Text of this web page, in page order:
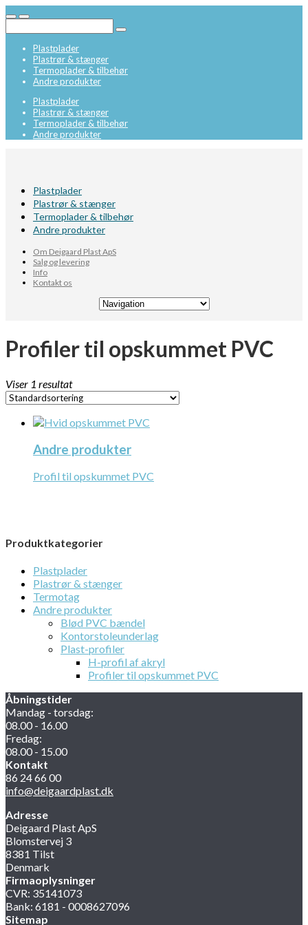
Plastplader
Plastrør & stænger
Termoplader & tilbehør
Andre produkter
Plastplader
Plastrør & stænger
Termoplader & tilbehør
Andre produkter
Plastplader
Plastrør & stænger
Termoplader & tilbehør
Andre produkter
Om Deigaard Plast ApS
Salg og levering
Info
Kontakt os
Profiler til opskummet PVC
Viser 1 resultat
Andre produkter
Profil til opskummet PVC
Produktkategorier
Plastplader
Plastrør & stænger
Termotag
Andre produkter
Blød PVC bændel
Kontorstoleunderlag
Plast-profiler
H-profil af akryl
Profiler til opskummet PVC
Åbningstider
Mandag - torsdag:
08.00 - 16.00
Fredag:
08.00 - 15.00
Kontakt
86 24 66 00
info@deigaardplast.dk
Adresse
Deigaard Plast ApS
Blomstervej 3
8381 Tilst
Denmark
Firmaoplysninger
CVR: 35141073
Bank: 6181 - 0008627096
Sitemap